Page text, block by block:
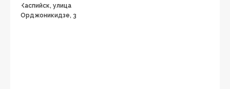
Каспийск, улица
Орджоникидзе, 3